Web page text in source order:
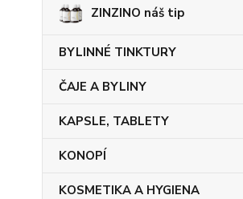
ZINZINO náš tip
BYLINNÉ TINKTURY
ČAJE A BYLINY
KAPSLE, TABLETY
KONOPÍ
KOSMETIKA A HYGIENA